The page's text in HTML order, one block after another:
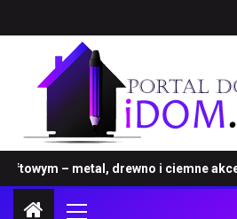
– metal, drewno i ciemne akcenty